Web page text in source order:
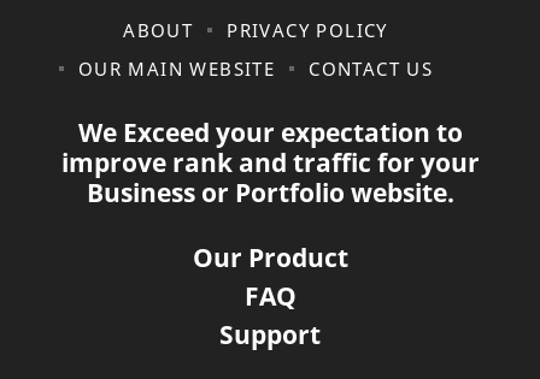
ABOUT
PRIVACY POLICY
OUR MAIN WEBSITE
CONTACT US
We Exceed your expectation to
improve rank and traffic for your
Business or Portfolio website.
Our Product
FAQ
Support